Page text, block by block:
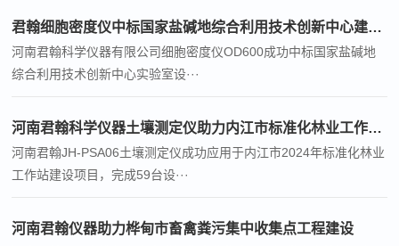
君翰细胞密度仪中标国家盐碱地综合利用技术创新中心建设项目
河南君翰科学仪器有限公司细胞密度仪OD600成功中标国家盐碱地
综合利用技术创新中心实验室设···
河南君翰科学仪器土壤测定仪助力内江市标准化林业工作站建设
河南君翰JH-PSA06土壤测定仪成功应用于内江市2024年标准化林业
工作站建设项目，完成59台设···
河南君翰仪器助力桦甸市畜禽粪污集中收集点工程建设